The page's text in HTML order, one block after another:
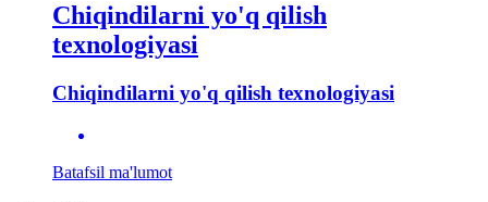
Chiqindilarni yo'q qilish
texnologiyasi
Chiqindilarni yo'q qilish texnologiyasi
Batafsil ma'lumot